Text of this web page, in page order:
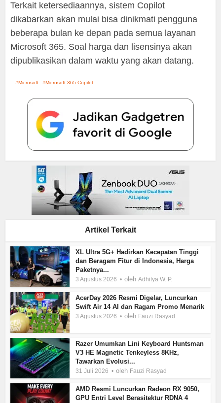
Terkait ketersediaannya, sistem Copilot
dikabarkan akan mulai bisa dinikmati pengguna
beberapa bulan ke depan pada semua layanan
Microsoft 365. Soal harga dan lisensinya akan
dipublikasikan dalam waktu yang akan datang.
Microsoft Microsoft 365 Copilot
Artikel Terkait
XL Ultra 5G+ Hadirkan Kecepatan Tinggi
dan Beragam Fitur di Indonesia, Harga
Paketnya...
3 Agustus 2026 olehAdhitya W. P.
AcerDay 2026 Resmi Digelar, Luncurkan
Swift Air 14 AI dan Ragam Promo Menarik
3 Agustus 2026 oleh Fauzi Rasyad
Razer Umumkan Lini Keyboard Huntsman
V3 HE Magnetic Tenkeyless 8KHz,
Tawarkan Evolusi...
31 Juli 2026 oleh Fauzi Rasyad
AMD Resmi Luncurkan Radeon RX 9050,
GPU Entri Level Berasitektur RDNA 4